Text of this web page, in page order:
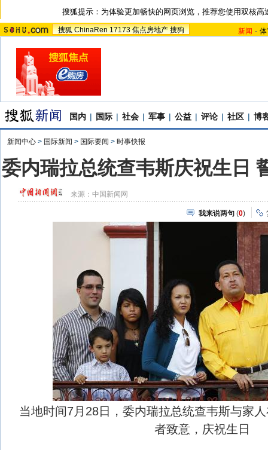
搜狐提示：为体验更加畅快的网页浏览，推荐您使用双核高
搜狐 ChinaRen 17173 焦点房地产 搜狗 新闻 -
国内 | 国际 | 社会 | 军事 | 公益 | 评论 | 社区 | 博
新闻中心 > 国际新闻 > 国际要闻 > 时事快报
委内瑞拉总统查韦斯庆祝生日
来源： 中国新闻网
我来说两句 (0)
当地时间7月28日，委内瑞拉总统查韦斯与家
者致意，庆祝生日